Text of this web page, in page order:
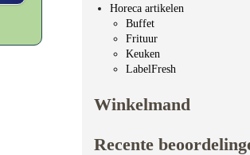
Horeca artikelen
Buffet
Frituur
Keuken
LabelFresh
Winkelmand
Recente